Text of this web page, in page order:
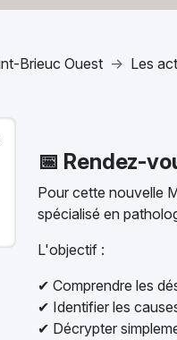
Brieuc Ouest Les
📅 Rendez-
Pour cette nouvelle
spécialisé en
L'objectif :
✔ Comprendre les
✔ Identifier les
✔ Décrypter